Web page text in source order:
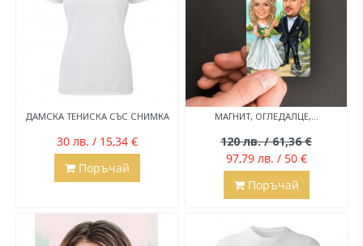
ДАМСКА ТЕНИСКА СЪС СНИМКА
30 лв. / 15,34 €
Поръчай
МАГНИТ, ОГЛЕДАЛЦЕ,...
120 лв. / 61,36 €
97,79 лв. / 50 €
Поръчай